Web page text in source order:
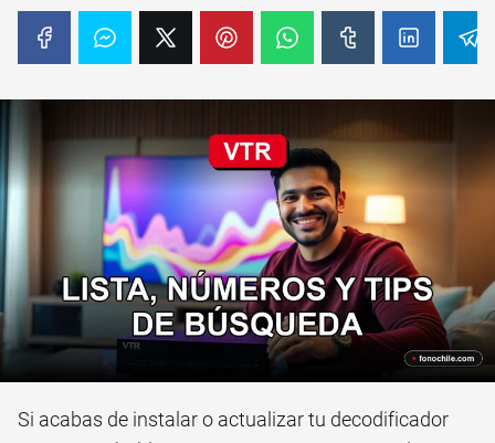
Si acabas de instalar o actualizar tu decodificador